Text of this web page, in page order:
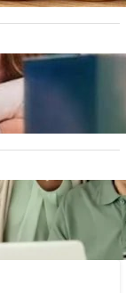
importante
Ce
la 500 de lei în